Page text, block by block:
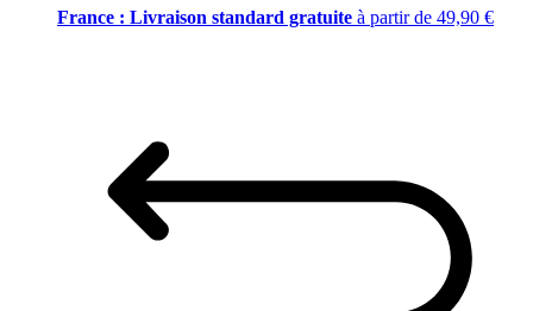
France : Livraison standard gratuite à partir de 49,90 €